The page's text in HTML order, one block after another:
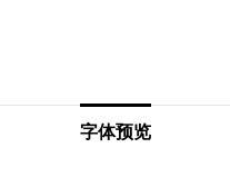
字体预览